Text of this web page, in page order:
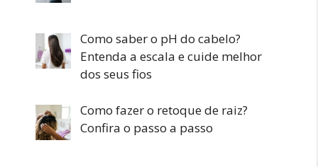
Como saber o pH do cabelo?
Entenda a escala e cuide melhor
dos seus fios
Como fazer o retoque de raiz?
Confira o passo a passo